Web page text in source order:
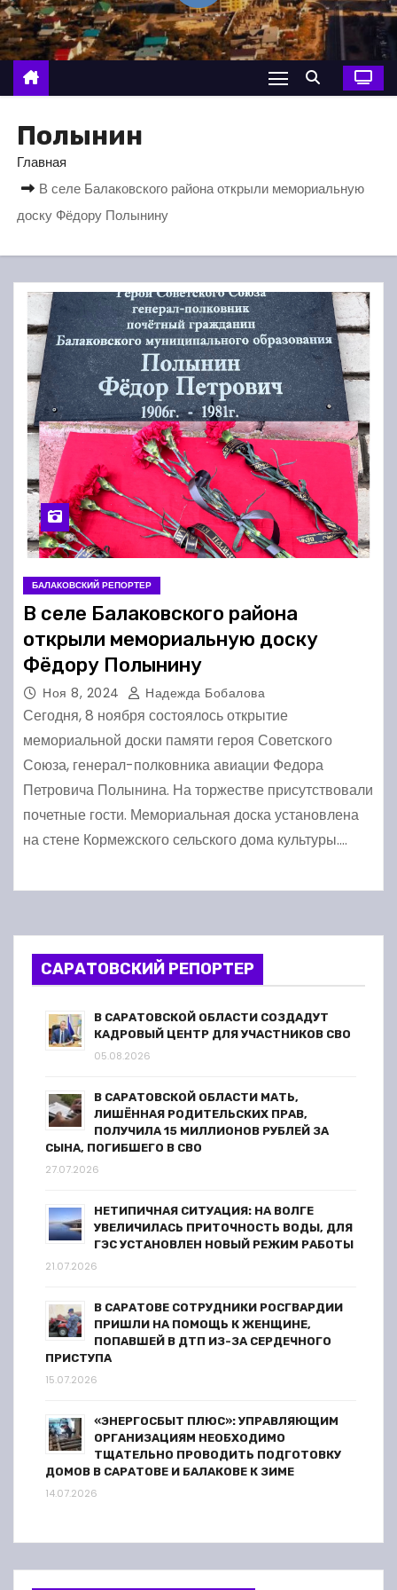
о
м
у
Полынин
Главная
В селе Балаковского района открыли мемориальную
доску Фёдору Полынину
БАЛАКОВСКИЙ РЕПОРТЕР
В селе Балаковского района
открыли мемориальную доску
Фёдору Полынину
Ноя 8, 2024 Надежда Бобалова
Сегодня, 8 ноября состоялось открытие
мемориальной доски памяти героя Советского
Союза, генерал-полковника авиации Федора
Петровича Полынина. На торжестве присутствовали
почетные гости. Мемориальная доска установлена
на стене Кормежского сельского дома культуры.…
САРАТОВСКИЙ РЕПОРТЕР
В САРАТОВСКОЙ ОБЛАСТИ СОЗДАДУТ
КАДРОВЫЙ ЦЕНТР ДЛЯ УЧАСТНИКОВ СВО
05.08.2026
В САРАТОВСКОЙ ОБЛАСТИ МАТЬ,
ЛИШЁННАЯ РОДИТЕЛЬСКИХ ПРАВ,
ПОЛУЧИЛА 15 МИЛЛИОНОВ РУБЛЕЙ ЗА
СЫНА, ПОГИБШЕГО В СВО
27.07.2026
НЕТИПИЧНАЯ СИТУАЦИЯ: НА ВОЛГЕ
УВЕЛИЧИЛАСЬ ПРИТОЧНОСТЬ ВОДЫ, ДЛЯ
ГЭС УСТАНОВЛЕН НОВЫЙ РЕЖИМ РАБОТЫ
21.07.2026
В САРАТОВЕ СОТРУДНИКИ РОСГВАРДИИ
ПРИШЛИ НА ПОМОЩЬ К ЖЕНЩИНЕ,
ПОПАВШЕЙ В ДТП ИЗ-ЗА СЕРДЕЧНОГО
ПРИСТУПА
15.07.2026
«ЭНЕРГОСБЫТ ПЛЮС»: УПРАВЛЯЮЩИМ
ОРГАНИЗАЦИЯМ НЕОБХОДИМО
ТЩАТЕЛЬНО ПРОВОДИТЬ ПОДГОТОВКУ
ДОМОВ В САРАТОВЕ И БАЛАКОВЕ К ЗИМЕ
14.07.2026